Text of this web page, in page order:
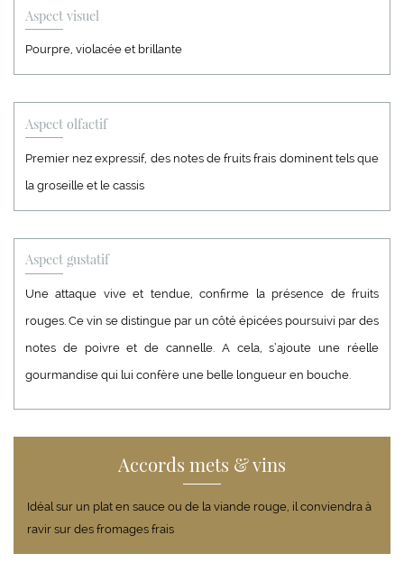
Aspect visuel
Pourpre, violacée et brillante
Aspect olfactif
Premier nez expressif, des notes de fruits frais dominent tels que
la groseille et le cassis
Aspect gustatif
Une attaque vive et tendue, confirme la présence de fruits
rouges. Ce vin se distingue par un côté épicées poursuivi par des
notes de poivre et de cannelle. A cela, s’ajoute une réelle
gourmandise qui lui confère une belle longueur en bouche.
Accords mets & vins
Idéal sur un plat en sauce ou de la viande rouge, il conviendra à
ravir sur des fromages frais